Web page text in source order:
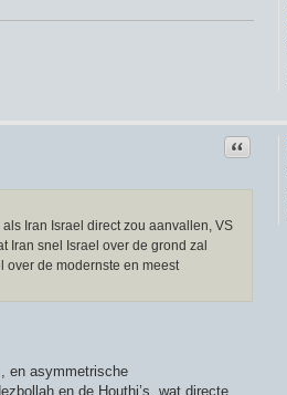
Citeer
Iran Israel direct zou aanvallen, VS
Iran snel Israel over de grond zal
over de modernste en meest
en asymmetrische
en de Houthi’s, wat directe